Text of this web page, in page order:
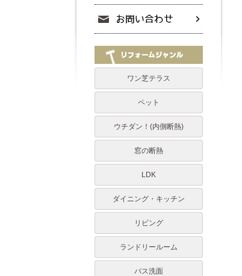
ワン芝テラス
ペット
ウチダン！(内側断熱)
窓の断熱
LDK
ダイニング・キッチン
リビング
ランドリールーム
バス洗面